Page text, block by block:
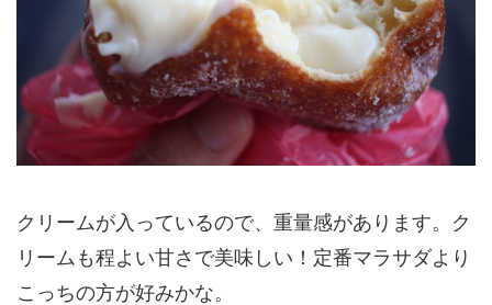
クリームが入っているので、 重量感があります。ク
リームも程よい甘さで美味しい！定番マラサダより
こっちの方が好みかな。